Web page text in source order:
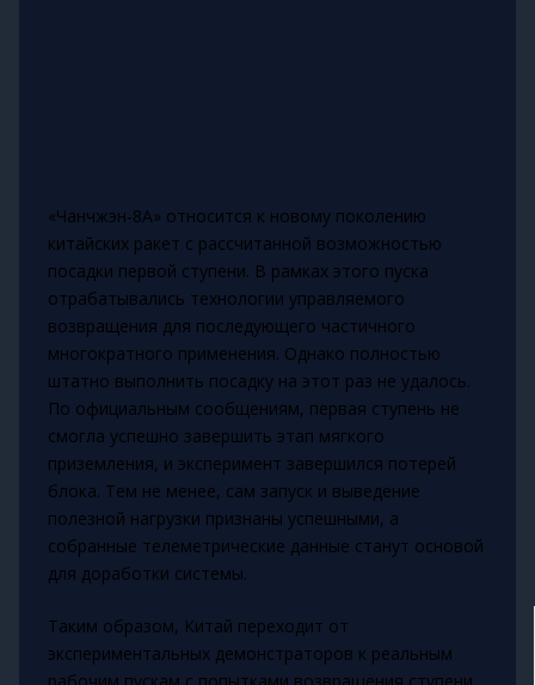
«Чанчжэн‑8А» относится к новому поколению
китайских ракет с рассчитанной возможностью
посадки первой ступени. В рамках этого пуска
отрабатывались технологии управляемого
возвращения для последующего частичного
многократного применения. Однако полностью
штатно выполнить посадку на этот раз не удалось.
По официальным сообщениям, первая ступень не
смогла успешно завершить этап мягкого
приземления, и эксперимент завершился потерей
блока. Тем не менее, сам запуск и выведение
полезной нагрузки признаны успешными, а
собранные телеметрические данные станут основой
для доработки системы.
Таким образом, Китай переходит от
экспериментальных демонстраторов к реальным
рабочим пускам с попытками возвращения ступени,